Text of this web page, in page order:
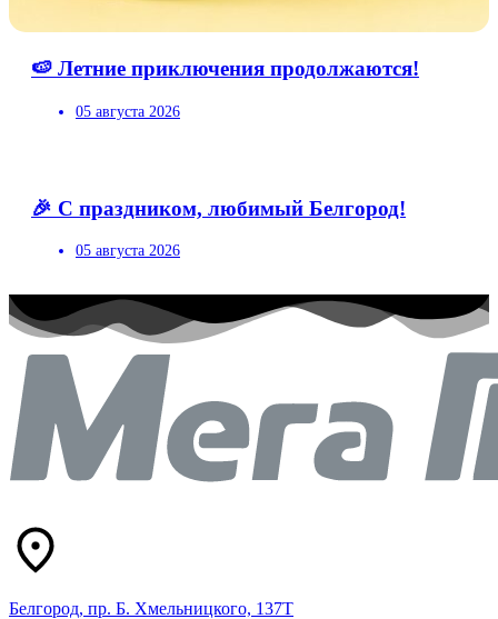
🍉 Летние приключения продолжаются!
05 августа 2026
🎉 С праздником, любимый Белгород!
05 августа 2026
Белгород, пр. Б. Хмельницкого, 137Т